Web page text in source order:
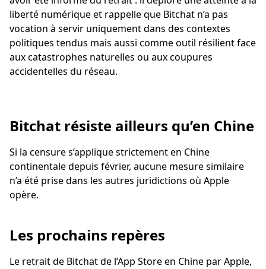
liberté numérique et rappelle que Bitchat n’a pas
vocation à servir uniquement dans des contextes
politiques tendus mais aussi comme outil résilient face
aux catastrophes naturelles ou aux coupures
accidentelles du réseau.
Bitchat résiste ailleurs qu’en Chine
Si la censure s’applique strictement en Chine
continentale depuis février, aucune mesure similaire
n’a été prise dans les autres juridictions où Apple
opère.
Les prochains repères
Le retrait de Bitchat de l’App Store en Chine par Apple,